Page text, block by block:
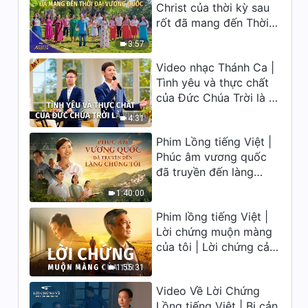
8:20
Lời Đức Chúa Trời hằng ngày:
Ba giai đoạn công tác | Trích
đoạn 29
10:06
Lời Đức Chúa Trời hằng ngày:
Ba giai đoạn công tác | Trích
đoạn 30
4:36
Lời Đức Chúa Trời hằng ngày:
Ba giai đoạn công tác | Trích
đoạn 31
8:17
Lời Đức Chúa Trời hằng ngày:
Ba giai đoạn công tác | Trích
đoạn 32
Lời Đức Chúa Trời hằng ngày:
Ba giai đoạn công tác | Trích
ca 2026
3:57
Christ của thời kỳ sau
rốt đã mang đến Thời
ngợi ca 2026
4:31
Video nhạc Thánh Ca |
Tình yêu và thực chất
của Đức Chúa Trời là vị
1:40:00
Phim Lồng tiếng Việt |
Phúc âm vương quốc
đã truyền đến làng
1:55:31
Phim lồng tiếng Việt |
Lời chứng muộn màng
của tôi | Lời chứng cảm
Video Về Lời Chứng